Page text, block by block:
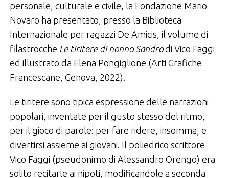
personale, culturale e civile, la Fondazione Mario
Novaro ha presentato, presso la Biblioteca
Internazionale per ragazzi De Amicis, il volume di
filastrocche Le tiritere di nonno Sandrodi Vico Faggi
ed illustrato da Elena Pongiglione (Arti Grafiche
Francescane, Genova, 2022).
Le tiritere sono tipica espressione delle narrazioni
popolari, inventate per il gusto stesso del ritmo,
per il gioco di parole: per fare ridere, insomma, e
divertirsi assieme ai giovani. Il poliedrico scrittore
Vico Faggi (pseudonimo di Alessandro Orengo) era
solito recitarle ai nipoti, modificandole a seconda